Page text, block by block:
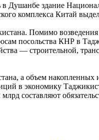
Душанбе здание
комплекса Китай
Помимо
посольства КНР в
— строительной,
а объем накопленных
в экономику
составляют